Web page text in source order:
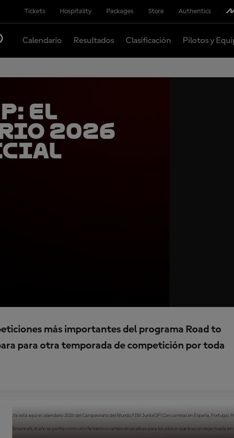
Tickets Hospitality Packages Store Authentics
Calendario Resultados Clasificación Pilotos y
El
2026
más importantes del programa Road to
para otra temporada de competición por toda
¡Ya está aquí el calendario 2026 del Campeonato del Mundo FIM JuniorGP! Con carreras en España,
Simoncelli, el año se perfila como otro fantástico campo de pruebas para los pilotos que buscan dejar huella en